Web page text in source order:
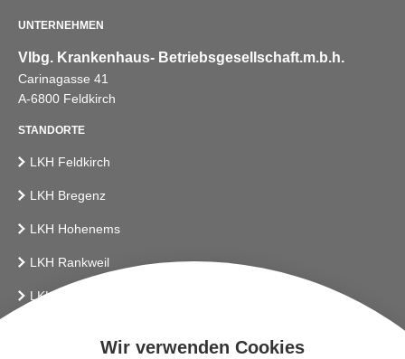
Wir verwenden Cookies
UNTERNEHMEN
Vlbg. Krankenhaus- Betriebsgesellschaft.m.b.h.
Carinagasse 41
A-6800 Feldkirch
STANDORTE
LKH Feldkirch
LKH Bregenz
LKH Hohenems
LKH Rankweil
LKH Bludenz